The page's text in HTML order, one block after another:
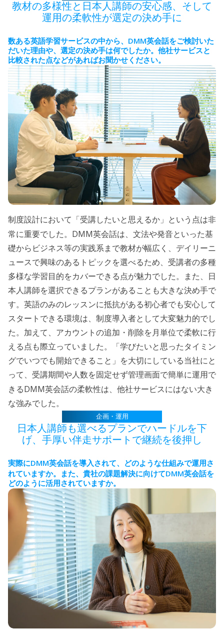
教材の多様性と日本人講師の安心感、 そして
運用の柔軟性が選定の決め手に
数ある英語学習サービスの中から、 DMM英会話をご検討いた
だいた理由や、選定の決め手は何でしたか。 他社サービスと
比較された点などがあればお聞かせください。
制度設計において「受講したいと思えるか」という点は非
常に重要でした。 DMM英会話は、文法や発音といった基
礎からビジネス等の実践系まで教材が幅広く、デイリーニ
ュースで興味のあるトピックを選べるため、受講者の多種
多様な学習目的をカバーできる点が魅力でした。また、日
本人講師を選択できるプランがあることも大きな決め手で
す。英語のみのレッスンに抵抗がある初心者でも安心して
スタートできる環境は、制度導入者として大変魅力的でし
た。加えて、アカウントの追加・削除を月単位で柔軟に行
える点も際立っていました。「学びたいと思ったタイミン
グでいつでも開始できること」を大切にしている当社にと
って、受講期間や人数を固定せず管理画面で簡単に運用で
きるDMM英会話の柔軟性は、他社サービスにはない大き
な強みでした。
企画・運用
日本人講師も選べるプランでハードルを下
げ、 手厚い伴走サポートで継続を後押し
実際にDMM英会話を導入されて、どのような仕組みで運用さ
れていますか。
また、貴社の課題解決に向けてDMM英会話を
どのように活用されていますか。